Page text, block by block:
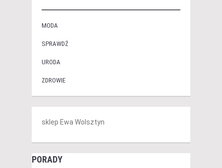
MODA
SPRAWDŹ
URODA
ZDROWIE
sklep Ewa Wolsztyn
PORADY